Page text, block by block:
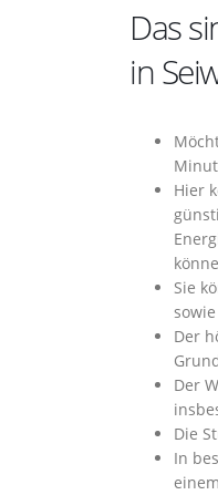
Das
in
Hier
Sie
Der
Der
Die
In